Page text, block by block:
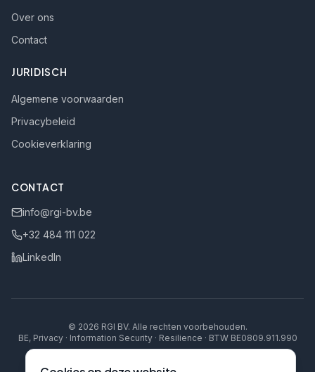
Over ons
Contact
JURIDISCH
Algemene voorwaarden
Privacybeleid
Cookieverklaring
CONTACT
info@rgi-bv.be
+32 484 111 022
LinkedIn
© 2026 RGI BV. Alle rechten voorbehouden.
BE, Privacy · Information Security · Resilience · BTW BE0809.911.990